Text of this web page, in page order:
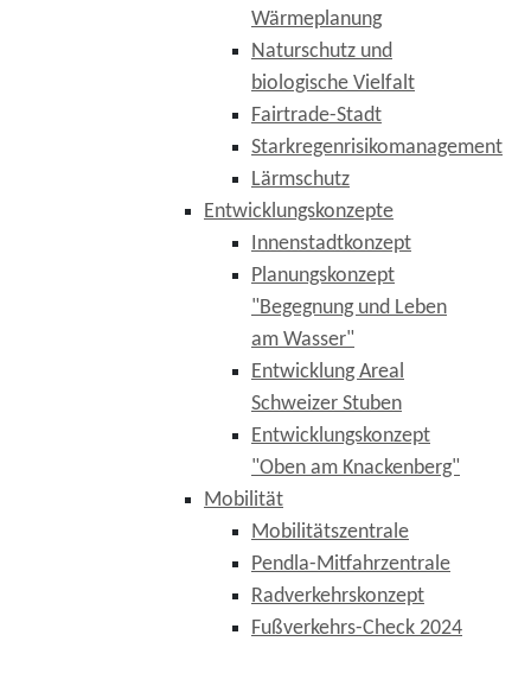
Wärmeplanung
Naturschutz und
biologische Vielfalt
Fairtrade-Stadt
Starkregenrisikomanagement
Lärmschutz
Entwicklungskonzepte
Innenstadtkonzept
Planungskonzept
"Begegnung und Leben
am Wasser"
Entwicklung Areal
Schweizer Stuben
Entwicklungskonzept
"Oben am Knackenberg"
Mobilität
Mobilitätszentrale
Pendla-Mitfahrzentrale
Radverkehrskonzept
Fußverkehrs-Check 2024